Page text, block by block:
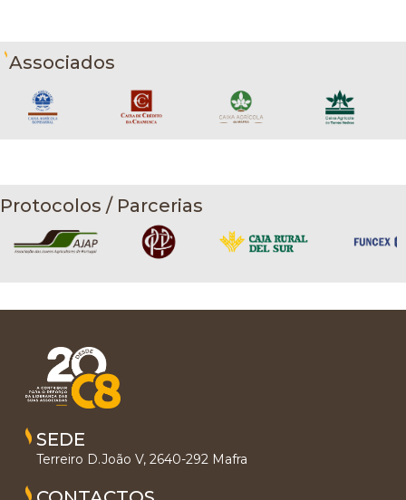
Associados
Protocolos / Parcerias
SEDE
Terreiro D.João V, 2640-292 Mafra